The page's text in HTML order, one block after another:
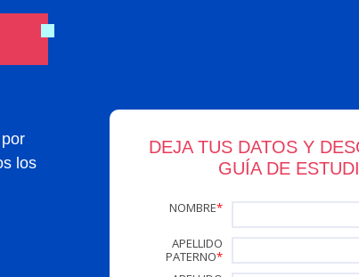
los
DEJA TUS DATOS Y
GUÍA DE
NOMBRE*
APELLIDO
PATERNO*